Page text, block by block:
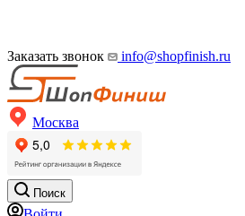
Заказать звонок info@shopfinish.ru
Москва
Поиск